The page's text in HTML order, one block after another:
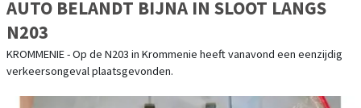
AUTO BELANDT BIJNA IN SLOOT LANGS
N203
KROMMENIE - Op de N203 in Krommenie heeft vanavond een eenzijdig
verkeersongeval plaatsgevonden.